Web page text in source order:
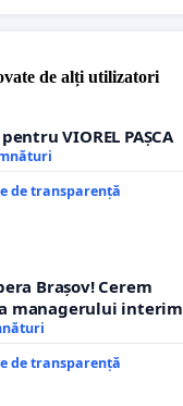
FINANCIARE
PUBLICE. ”
ARTICOLULUI 40
cu privire la „
POT FI REALIZATE
prevăzute
de alți utilizatori
VIOREL PAȘCA
de transparență
Brașov! Cerem
managerului
Marius!
de transparență